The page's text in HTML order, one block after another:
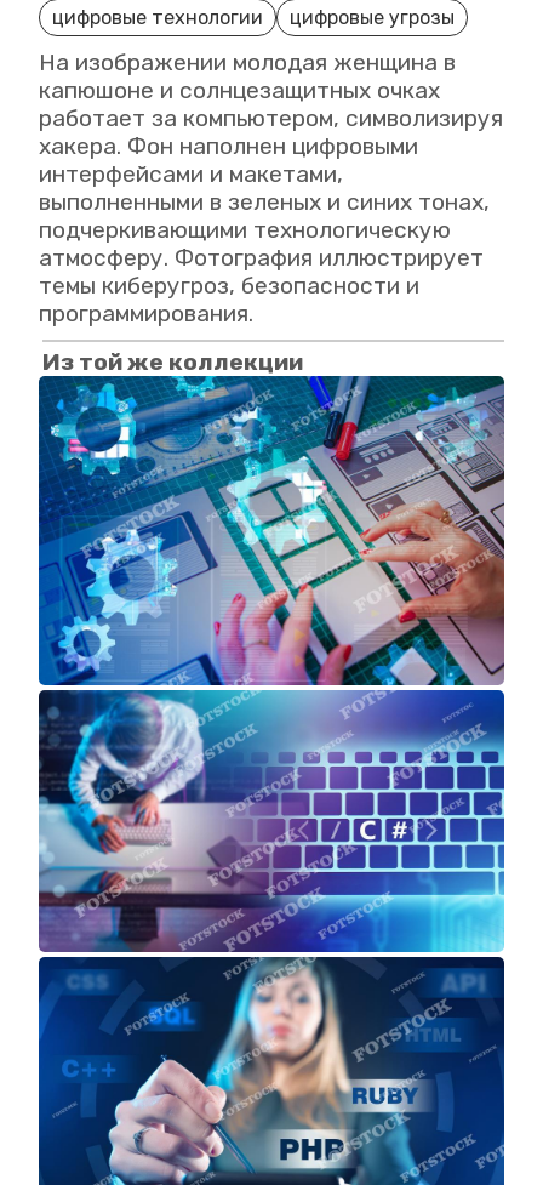
цифровые технологии
цифровые угрозы
На изображении молодая женщина в
капюшоне и солнцезащитных очках
работает за компьютером, символизируя
хакера. Фон наполнен цифровыми
интерфейсами и макетами,
выполненными в зеленых и синих тонах,
подчеркивающими технологическую
атмосферу. Фотография иллюстрирует
темы киберугроз, безопасности и
программирования.
Из той же коллекции